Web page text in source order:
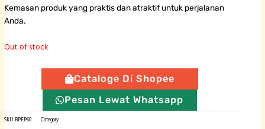
Kemasan produk yang praktis dan atraktif untuk perjalanan
Anda.
Out of stock
Cataloge Di Shopee
Pesan Lewat Whatsapp
SKU BPFP60 Category